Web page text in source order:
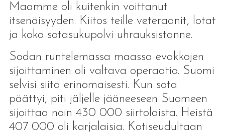
Maamme oli kuitenkin voittanut
itsenäisyyden. Kiitos teille veteraanit, lotat
ja koko sotasukupolvi uhrauksistanne.
Sodan runtelemassa maassa evakkojen
sijoittaminen oli valtava operaatio. Suomi
selvisi siitä erinomaisesti. Kun sota
päättyi, piti jäljelle jääneeseen Suomeen
sijoittaa noin 430 000 siirtolaista. Heistä
407 000 oli karjalaisia. Kotiseudultaan